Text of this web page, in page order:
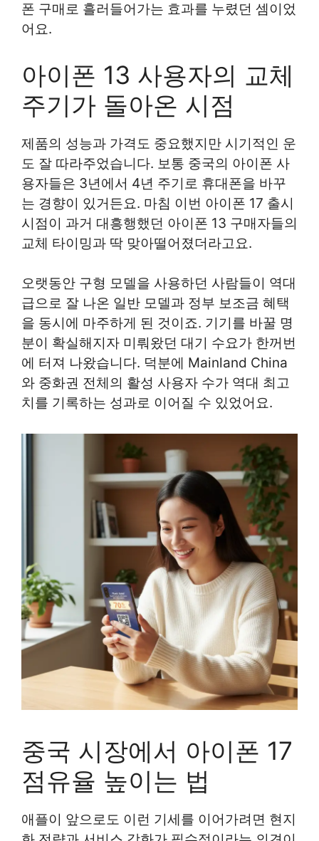
폰 구매로 흘러들어가는 효과를 누렸던 셈이었
어요.
아이폰 13 사용자의 교체
주기가 돌아온 시점
제품의 성능과 가격도 중요했지만 시기적인 운
도 잘 따라주었습니다. 보통 중국의 아이폰 사
용자들은 3년에서 4년 주기로 휴대폰을 바꾸
는 경향이 있거든요. 마침 이번 아이폰 17 출시
시점이 과거 대흥행했던 아이폰 13 구매자들의
교체 타이밍과 딱 맞아떨어졌더라고요.
오랫동안 구형 모델을 사용하던 사람들이 역대
급으로 잘 나온 일반 모델과 정부 보조금 혜택
을 동시에 마주하게 된 것이죠. 기기를 바꿀 명
분이 확실해지자 미뤄왔던 대기 수요가 한꺼번
에 터져 나왔습니다. 덕분에 Mainland China
와 중화권 전체의 활성 사용자 수가 역대 최고
치를 기록하는 성과로 이어질 수 있었어요.
중국 시장에서 아이폰 17
점유율 높이는 법
애플이 앞으로도 이런 기세를 이어가려면 현지